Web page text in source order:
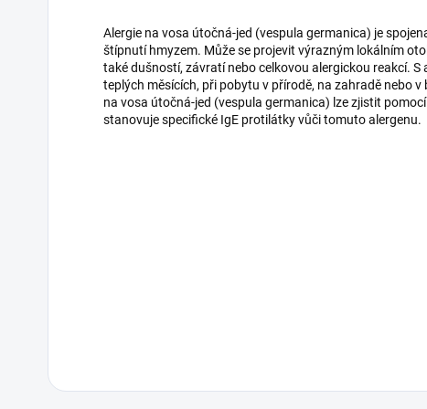
Alergie na vosa útočná-jed (vespula germanica) je
štípnutí hmyzem. Může se projevit výrazným lokálním
také dušností, závratí nebo celkovou alergickou reakcí. S
teplých měsících, při pobytu v přírodě, na zahradě nebo
na vosa útočná-jed (vespula germanica) lze zjistit
stanovuje specifické IgE protilátky vůči tomuto alergenu.